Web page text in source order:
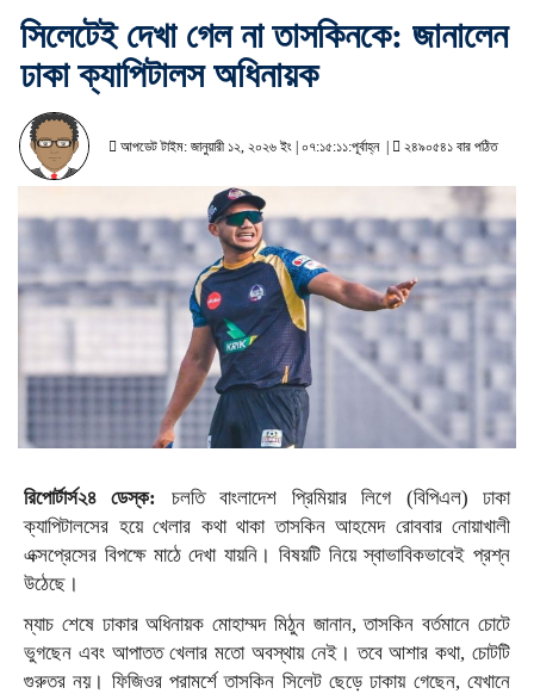
সিলেটেই দেখা গেল না তাসকিনকে: জানালেন
ঢাকা ক্যাপিটালস অধিনায়ক
আপডেট টাইম: জানুয়ারী ১২, ২০২৬ ইং | ০৭:১৫:১১:পূর্বাহ্ন | ২৪৯০৫৪১ বার পঠিত
রিপোর্টার্স২৪ ডেস্ক:
চলতি বাংলাদেশ প্রিমিয়ার লিগে (বিপিএল) ঢাকা
ক্যাপিটালসের হয়ে খেলার কথা থাকা তাসকিন আহমেদ রোববার নোয়াখালী
এক্সপ্রেসের বিপক্ষে মাঠে দেখা যায়নি। বিষয়টি নিয়ে স্বাভাবিকভাবেই প্রশ্ন
উঠেছে।
ম্যাচ শেষে ঢাকার অধিনায়ক মোহাম্মদ মিঠুন জানান, তাসকিন বর্তমানে চোটে
ভুগছেন এবং আপাতত খেলার মতো অবস্থায় নেই। তবে আশার কথা, চোটটি
গুরুতর নয়। ফিজিওর পরামর্শে তাসকিন সিলেট ছেড়ে ঢাকায় গেছেন, যেখানে